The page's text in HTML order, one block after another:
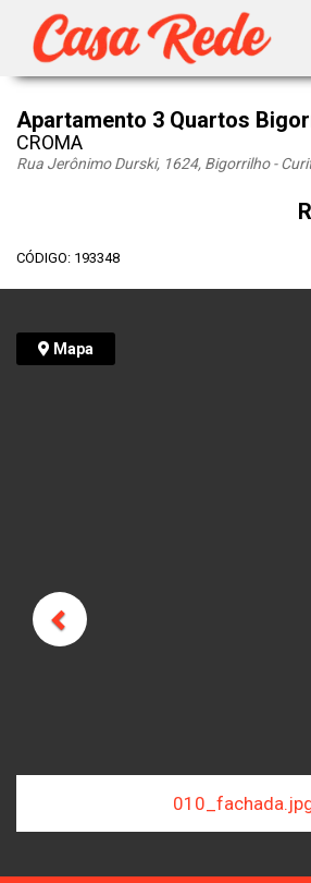
Apartamento 3 Quartos
CROMA
Rua Jerônimo Durski, 1624, Bigorrilho -
CÓDIGO: 193348
Mapa
Previous